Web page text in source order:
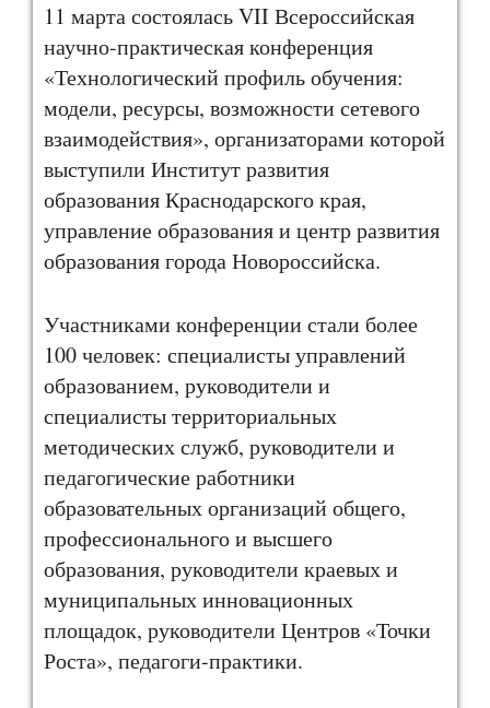
11 марта состоялась VII Всероссийская
научно-практическая конференция
«Технологический профиль обучения:
модели, ресурсы, возможности сетевого
взаимодействия», организаторами которой
выступили Институт развития
образования Краснодарского края,
управление образования и центр развития
образования города Новороссийска.
Участниками конференции стали более
100 человек: специалисты управлений
образованием, руководители и
специалисты территориальных
методических служб, руководители и
педагогические работники
образовательных организаций общего,
профессионального и высшего
образования, руководители краевых и
муниципальных инновационных
площадок, руководители Центров «Точки
Роста», педагоги-практики.